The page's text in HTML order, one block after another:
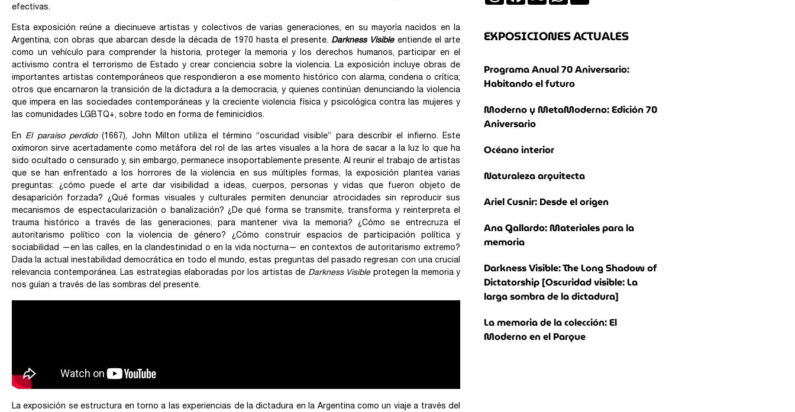
efectivas.
Esta exposición reúne a diecinueve artistas y colectivos de varias generaciones, en su mayoría nacidos en la
Argentina, con obras que abarcan desde la década de 1970 hasta el presente. Darkness Visibleentiende el arte
como un vehículo para comprender la historia, proteger la memoria y los derechos humanos, participar en el
activismo contra el terrorismo de Estado y crear conciencia sobre la violencia. La exposición incluye obras de
importantes artistas contemporáneos que respondieron a ese momento histórico con alarma, condena o crítica;
otros que encarnaron la transición de la dictadura a la democracia, y quienes continúan denunciando la violencia
que impera en las sociedades contemporáneas y la creciente violencia física y psicológica contra las mujeres y
las comunidades LGBTQ+, sobre todo en forma de feminicidios.
En El paraíso perdido(1667), John Milton utiliza el término “oscuridad visible” para describir el infierno. Este
oxímoron sirve acertadamente como metáfora del rol de las artes visuales a la hora de sacar a la luz lo que ha
sido ocultado o censurado y, sin embargo, permanece insoportablemente presente. Al reunir el trabajo de artistas
que se han enfrentado a los horrores de la violencia en sus múltiples formas, la exposición plantea varias
preguntas: ¿cómo puede el arte dar visibilidad a ideas, cuerpos, personas y vidas que fueron objeto de
desaparición forzada? ¿Qué formas visuales y culturales permiten denunciar atrocidades sin reproducir sus
mecanismos de espectacularización o banalización? ¿De qué forma se transmite, transforma y reinterpreta el
trauma histórico a través de las generaciones, para mantener viva la memoria? ¿Cómo se entrecruza el
autoritarismo político con la violencia de género? ¿Cómo construir espacios de participación política y
sociabilidad —en las calles, en la clandestinidad o en la vida nocturna— en contextos de autoritarismo extremo?
Dada la actual inestabilidad democrática en todo el mundo, estas preguntas del pasado regresan con una crucial
relevancia contemporánea. Las estrategias elaboradas por los artistas de Darkness Visible protegen la memoria y
nos guían a través de las sombras del presente.
La exposición se estructura en torno a las experiencias de la dictadura en la Argentina como un viaje a través del
EXPOSICIONES ACTUALES
Programa Anual 70 Aniversario:
Habitando el futuro
Moderno y MetaModerno: Edición 70
Aniversario
Océano interior
Naturaleza arquitecta
Ariel Cusnir: Desde el origen
Ana Gallardo: Materiales para la
memoria
Darkness Visible: The Long Shadow of
Dictatorship [Oscuridad visible: La
larga sombra de la dictadura]
La memoria de la colección: El
Moderno en el Parque